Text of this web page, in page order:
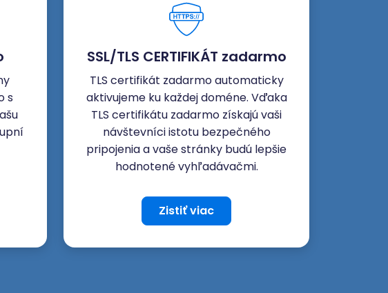
s
SSL/TLS CERTIFIKÁT zadarmo
TLS certifikát zadarmo automaticky
aktivujeme ku každej doméne. Vďaka
TLS certifikátu zadarmo získajú vaši
návštevníci istotu bezpečného
pripojenia a vaše stránky budú lepšie
hodnotené vyhľadávačmi.
Zistiť viac